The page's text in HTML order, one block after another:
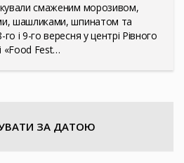
смаженим морозивом,
шашликами, шпинатом та
і 9-го вересня у центрі Рівного
«Food Fest…
ЗА ДАТОЮ